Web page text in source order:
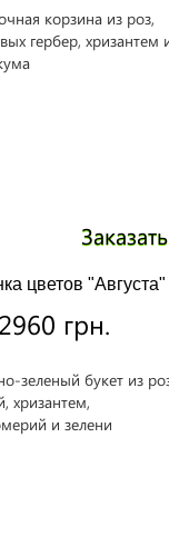
цветов "Августа"
2960 грн.
Заказать